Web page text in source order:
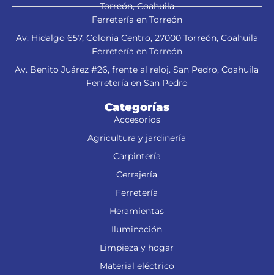
Torreón, Coahuila
Ferretería en Torreón
Av. Hidalgo 657, Colonia Centro, 27000 Torreón, Coahuila
Ferretería en Torreón
Av. Benito Juárez #26, frente al reloj. San Pedro, Coahuila
Ferretería en San Pedro
Categorías
Accesorios
Agricultura y jardinería
Carpintería
Cerrajería
Ferretería
Heramientas
Iluminación
Limpieza y hogar
Material eléctrico